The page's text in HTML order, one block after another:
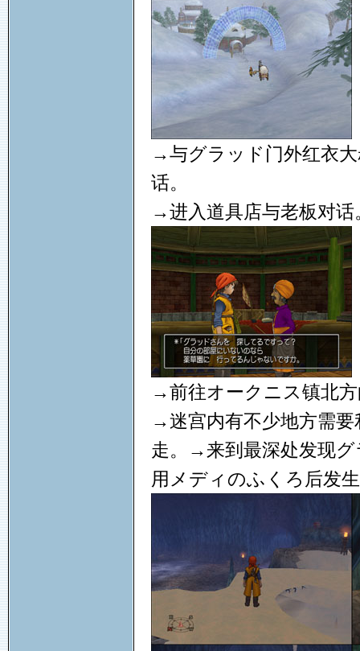
→与グラッド门外红衣
话。
→进入道具店与老板对话
→前往オークニス镇北
→迷宫内有不少地方需要
走。→来到最深处发现グ
用メディのふくろ后发